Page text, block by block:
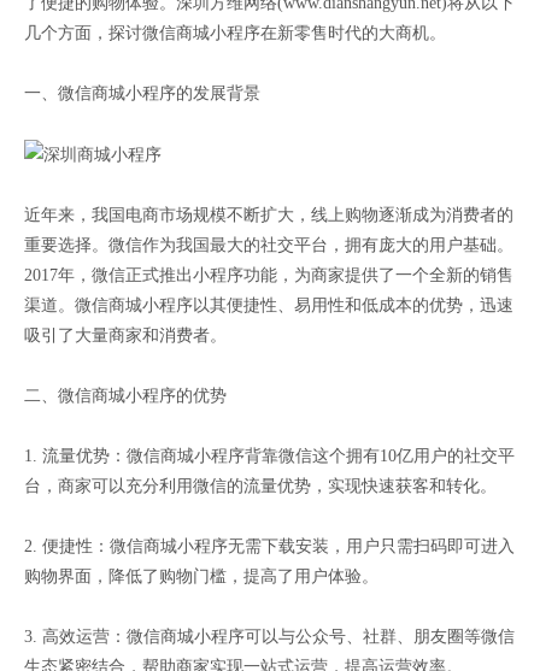
几个方面，探讨微信商城小程序在新零售时代的大商机。
一、微信商城小程序的发展背景
近年来，我国电商市场规模不断扩大，线上购物逐渐成为消费者的
重要选择。微信作为我国最大的社交平台，拥有庞大的用户基础。
2017年，微信正式推出小程序功能，为商家提供了一个全新的销售
渠道。微信商城小程序以其便捷性、易用性和低成本的优势，迅速
吸引了大量商家和消费者。
二、微信商城小程序的优势
1. 流量优势：微信商城小程序背靠微信这个拥有10亿用户的社交平
台，商家可以充分利用微信的流量优势，实现快速获客和转化。
2. 便捷性：微信商城小程序无需下载安装，用户只需扫码即可进入
购物界面，降低了购物门槛，提高了用户体验。
3. 高效运营：微信商城小程序可以与公众号、社群、朋友圈等微信
生态紧密结合，帮助商家实现一站式运营，提高运营效率。